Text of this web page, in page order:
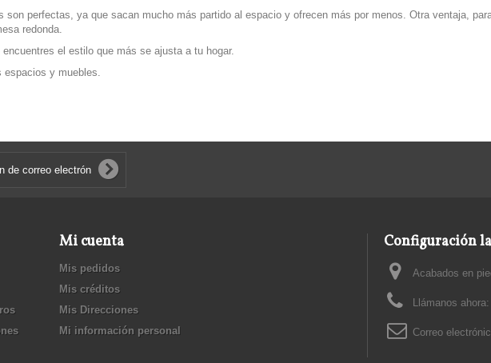
son perfectas, ya que sacan mucho más partido al espacio y ofrecen más por menos. Otra ventaja,
redonda.
el estilo que más se ajusta a tu hogar.
espacios y muebles.
Mi cuenta
Mis pedidos
Mis créditos
Mis Direcciones
Mi información personal
Configuración
Acabados en
Llámanos ahora:
Correo